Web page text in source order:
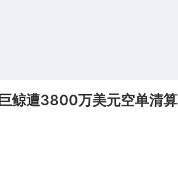
鲸遭3800万美元空单清算